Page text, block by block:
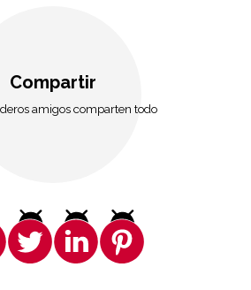
Compartir
amigos comparten todo